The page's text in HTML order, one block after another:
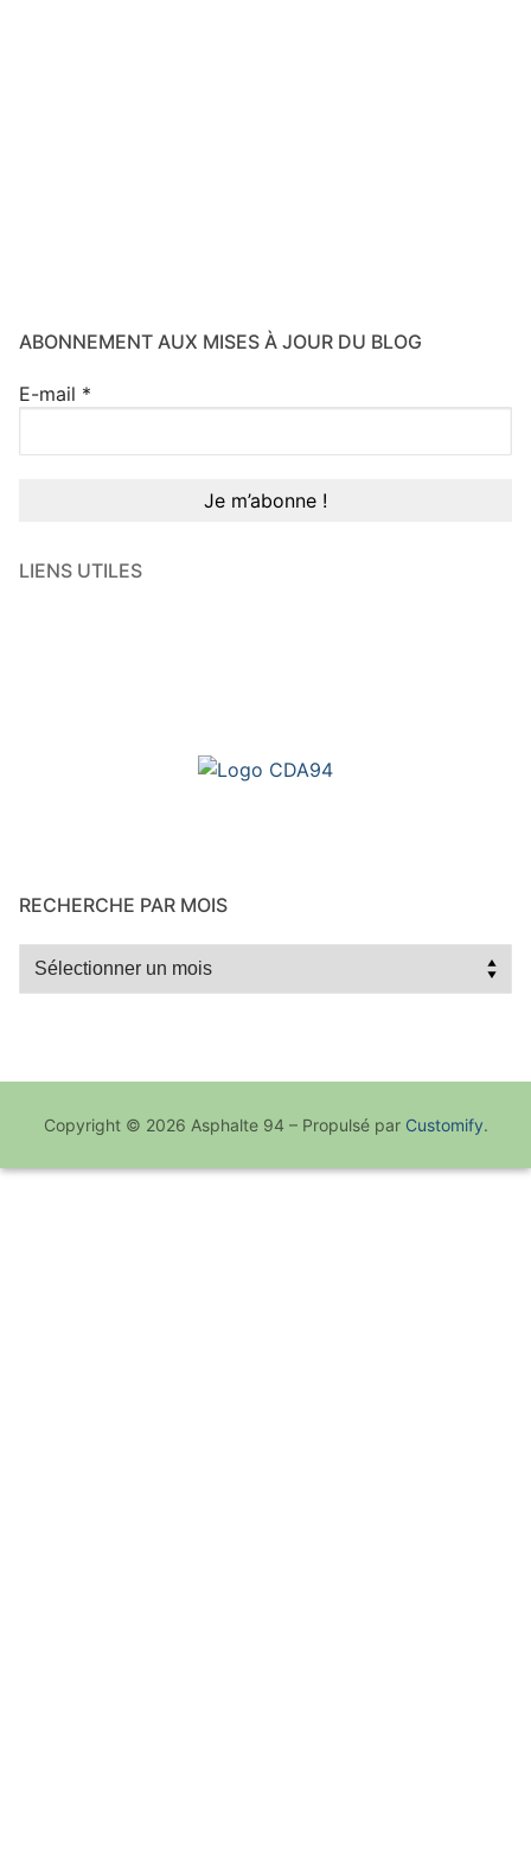
ABONNEMENT AUX MISES À JOUR DU BLOG
E-mail *
LIENS UTILES
RECHERCHE PAR MOIS
Recherche
Copyright © 2026 Asphalte 94 – Propulsé par Customify.